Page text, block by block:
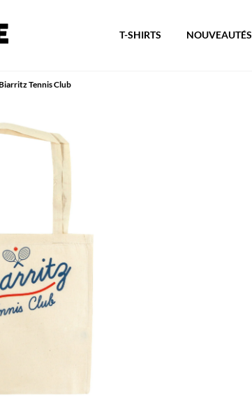
T-SHIRTS NOUVEAUTÉS
Tennis Club